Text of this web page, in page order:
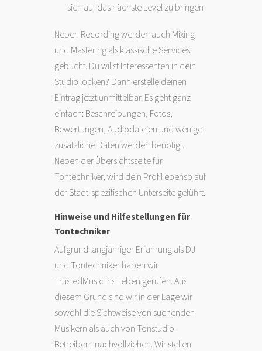
sich auf das nächste Level zu bringen
Neben Recording werden auch Mixing
und Mastering als klassische Services
gebucht. Du willst Interessenten in dein
Studio locken? Dann erstelle deinen
Eintrag jetzt unmittelbar. Es geht ganz
einfach: Beschreibungen, Fotos,
Bewertungen, Audiodateien und wenige
zusätzliche Daten werden benötigt.
Neben der Übersichtsseite für
Tontechniker, wird dein Profil ebenso auf
der Stadt-spezifischen Unterseite geführt.
Hinweise und Hilfestellungen für
Tontechniker
Aufgrund langjähriger Erfahrung als DJ
und Tontechniker haben wir
TrustedMusic ins Leben gerufen. Aus
diesem Grund sind wir in der Lage wir
sowohl die Sichtweise von suchenden
Musikern als auch von Tonstudio-
Betreibern nachvollziehen. Wir stellen